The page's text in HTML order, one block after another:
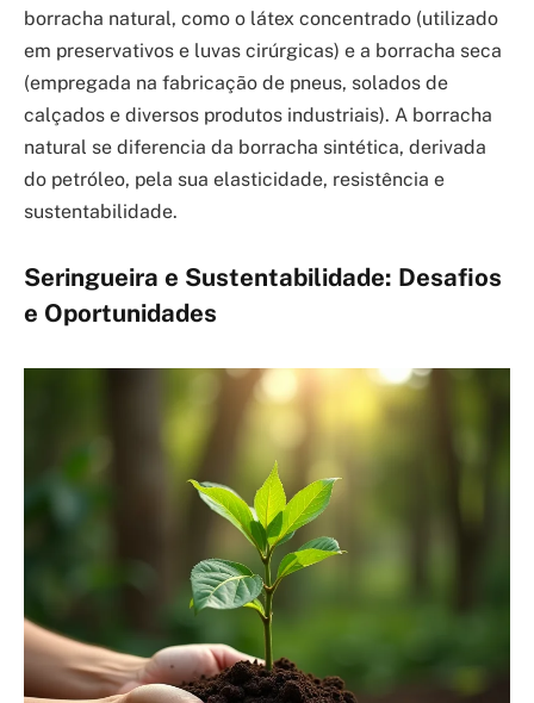
borracha natural, como o látex concentrado (utilizado
em preservativos e luvas cirúrgicas) e a borracha seca
(empregada na fabricação de pneus, solados de
calçados e diversos produtos industriais). A borracha
natural se diferencia da borracha sintética, derivada
do petróleo, pela sua elasticidade, resistência e
sustentabilidade.
Seringueira e Sustentabilidade: Desafios
e Oportunidades